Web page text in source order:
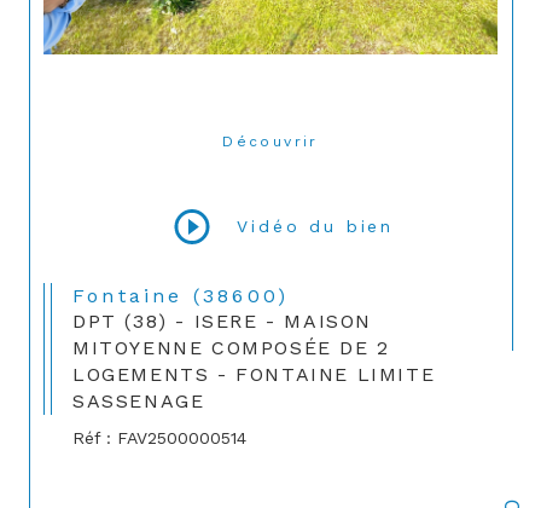
Découvrir
Vidéo du bien
Fontaine (38600)
DPT (38) - ISERE - MAISON
MITOYENNE COMPOSÉE DE 2
LOGEMENTS - FONTAINE LIMITE
SASSENAGE
Réf : FAV2500000514